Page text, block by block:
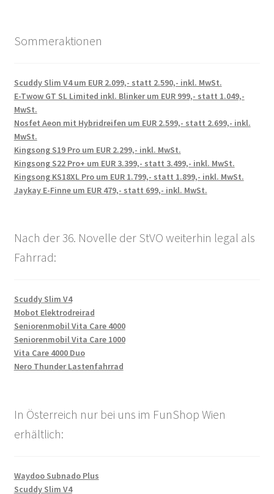
Sommeraktionen
Scuddy Slim V4 um EUR 2.099,- statt 2.590,- inkl. MwSt.
E-Twow GT SL Limited inkl. Blinker um EUR 999,- statt 1.049,-
MwSt.
Nosfet Aeon mit Hybridreifen um EUR 2.599,- statt 2.699,- inkl.
MwSt.
Kingsong S19 Pro um EUR 2.299,- inkl. MwSt.
Kingsong S22 Pro+ um EUR 3.399,- statt 3.499,- inkl. MwSt.
Kingsong KS18XL Pro um EUR 1.799,- statt 1.899,- inkl. MwSt.
Jaykay E-Finne um EUR 479,- statt 699,- inkl. MwSt.
Nach der 36. Novelle der StVO weiterhin legal als
Fahrrad:
Scuddy Slim V4
Mobot Elektrodreirad
Seniorenmobil Vita Care 4000
Seniorenmobil Vita Care 1000
Vita Care 4000 Duo
Nero Thunder Lastenfahrrad
In Österreich nur bei uns im FunShop Wien
erhältlich:
Waydoo Subnado Plus
Scuddy Slim V4